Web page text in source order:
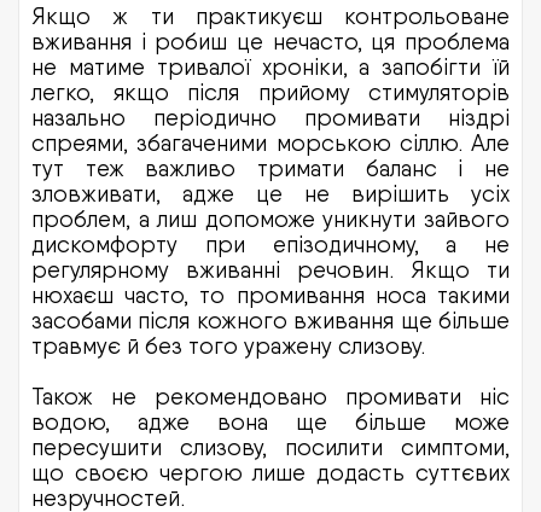
Якщо ж ти практикуєш контрольоване
вживання і робиш це нечасто, ця проблема
не матиме тривалої хроніки, а запобігти їй
легко, якщо після прийому стимуляторів
назально періодично промивати ніздрі
спреями, збагаченими морською сіллю. Але
тут теж важливо тримати баланс і не
зловживати, адже це не вирішить усіх
проблем, а лиш допоможе уникнути зайвого
дискомфорту при епізодичному, а не
регулярному вживанні речовин. Якщо ти
нюхаєш часто, то промивання носа такими
засобами після кожного вживання ще більше
травмує й без того уражену слизову.
Також не рекомендовано промивати ніс
водою, адже вона ще більше може
пересушити слизову, посилити симптоми,
що своєю чергою лише додасть суттєвих
незручностей.